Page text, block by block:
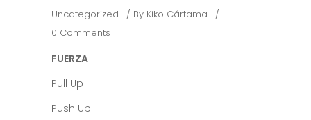
Uncategorized By Kiko Cártama
0 Comments
FUERZA
Pull Up
Push Up